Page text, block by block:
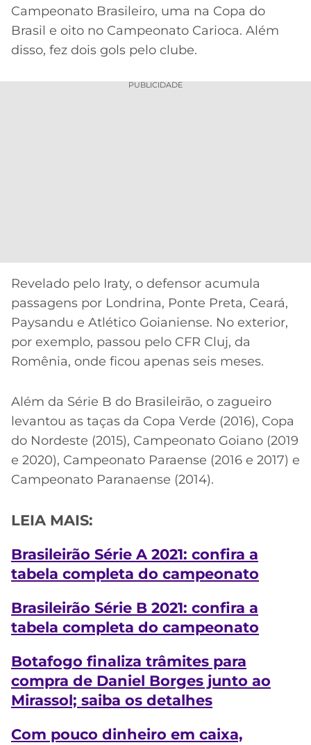
Campeonato Brasileiro, uma na Copa do
Brasil e oito no Campeonato Carioca. Além
disso, fez dois gols pelo clube.
PUBLICIDADE
Revelado pelo Iraty, o defensor acumula
passagens por Londrina, Ponte Preta, Ceará,
Paysandu e Atlético Goianiense. No exterior,
por exemplo, passou pelo CFR Cluj, da
Romênia, onde ficou apenas seis meses.
Além da Série B do Brasileirão, o zagueiro
levantou as taças da Copa Verde (2016), Copa
do Nordeste (2015), Campeonato Goiano (2019
e 2020), Campeonato Paraense (2016 e 2017) e
Campeonato Paranaense (2014).
LEIA MAIS:
Brasileirão Série A 2021: confira a
tabela completa do campeonato
Brasileirão Série B 2021: confira a
tabela completa do campeonato
Botafogo finaliza trâmites para
compra de Daniel Borges junto ao
Mirassol; saiba os detalhes
Com pouco dinheiro em caixa,